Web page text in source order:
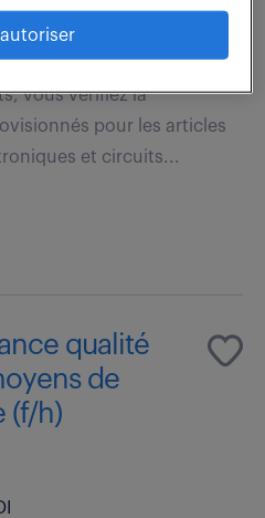
et rattaché au
vous vérifiez la
pour les articles
et circuits...
qualité
de
(f/h)